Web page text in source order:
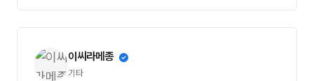
이씨라메종
기타